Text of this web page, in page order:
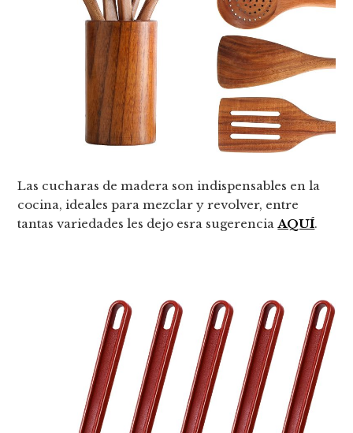
Las cucharas de madera son indispensables en la
cocina, ideales para mezclar y revolver, entre
tantas variedades les dejo esra sugerenciaAQUÍ.